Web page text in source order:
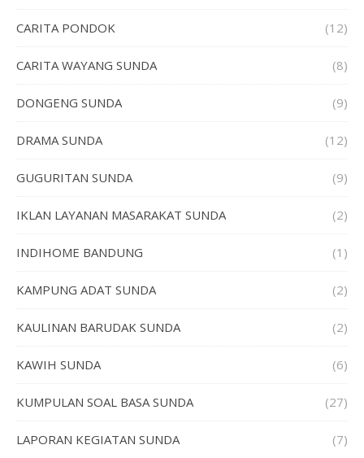
CARITA PONDOK (12)
CARITA WAYANG SUNDA (8)
DONGENG SUNDA (9)
DRAMA SUNDA (12)
GUGURITAN SUNDA (9)
IKLAN LAYANAN MASARAKAT SUNDA (2)
INDIHOME BANDUNG (1)
KAMPUNG ADAT SUNDA (2)
KAULINAN BARUDAK SUNDA (2)
KAWIH SUNDA (6)
KUMPULAN SOAL BASA SUNDA (27)
LAPORAN KEGIATAN SUNDA (7)